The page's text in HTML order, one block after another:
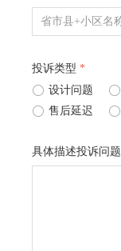
投诉类型 *
ꀐ 设计问题 ꀐ
ꀐ 售后延迟 ꀐ
具体描述投诉问题